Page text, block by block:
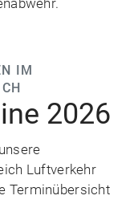
IM
2026
Luftverkehr
Terminübersicht